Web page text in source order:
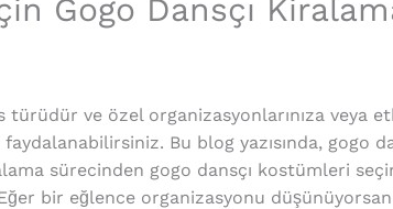
Gogo Dansçı
ve özel organizasyonlarınıza veya
Bu blog yazısında, gogo
sürecinden gogo dansçı kostümleri
bir eğlence organizasyonu